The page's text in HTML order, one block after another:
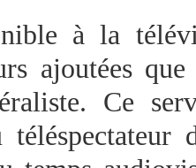
à la
ajoutées
Ce
téléspectateur